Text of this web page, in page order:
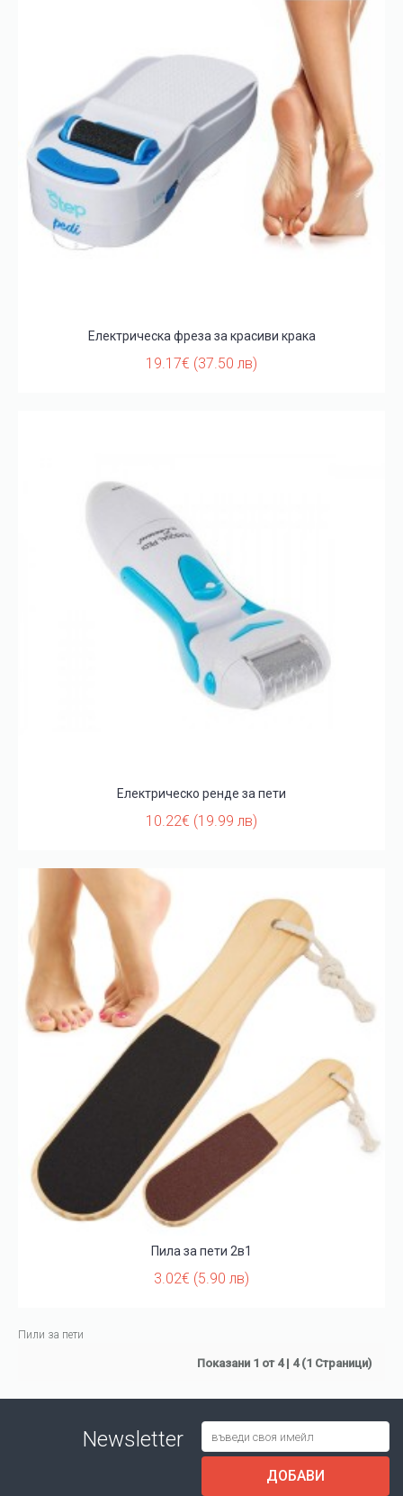
Електрическа фреза за красиви крака
19.17€ (37.50 лв)
Електрическо ренде за пети
10.22€ (19.99 лв)
Пила за пети 2в1
3.02€ (5.90 лв)
Пили за пети
Показани 1 от 4 | 4 (1 Страници)
Newsletter
ДОБАВИ